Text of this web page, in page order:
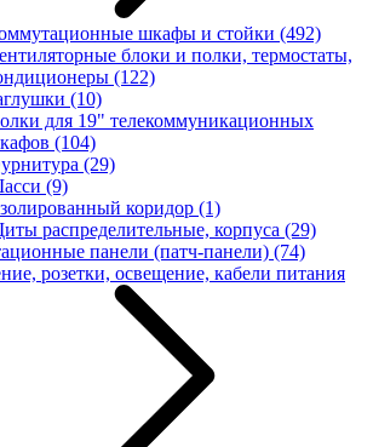
шкафы и стойки (492)
блоки и полки, термостаты,
(122)
(10)
для 19" телекоммуникационных
(104)
(29)
(9)
коридор (1)
распределительные, корпуса (29)
панели (патч-панели) (74)
розетки, освещение, кабели питания